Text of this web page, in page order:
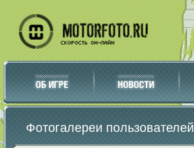
Фотогалереи пользователей